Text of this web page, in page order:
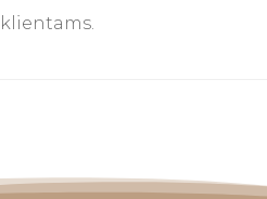
klientams.